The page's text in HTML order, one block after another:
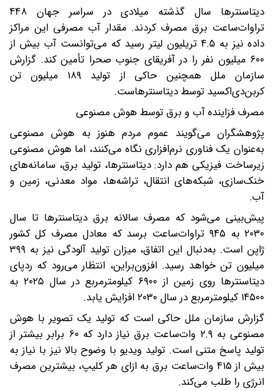
دیتاسنترها سال گذشته میلادی در سراسر جهان ۴۴۸
تراوات‌ساعت برق مصرف کردند. مقدار آب مصرفی این مراکز
داده نیز به ۴.۵ تریلیون لیتر رسید که می‌توانست آب بیش از
۶۰۰ میلیون نفر را در آفریقای جنوب صحرا تأمین کند. گزارش
سازمان ملل همچنین حاکی از تولید ۱۸۹ میلیون تن
کربن‌دی‌اکسید توسط دیتاسنترهاست.
مصرف فزاینده آب و برق توسط هوش مصنوعی
پژوهشگران می‌گویند عموم مردم هنوز به هوش مصنوعی
به‌عنوان یک فناوری نرم‌افزاری نگاه می‌کنند، اما هوش مصنوعی
زیرساخت فیزیکی هم دارد: دیتاسنترها، تولید برق، سامانه‌های
خنک‌سازی، شبکه‌های انتقال، تراشه‌ها، مواد معدنی، زمین و
آب.
پیش‌بینی می‌شود که مصرف سالانه برق دیتاسنترها تا سال
۲۰۳۰ به ۹۴۵ تراوات‌ساعت برسد که معادل مصرف کل کشور
ژاپن است. به‌دنبال این اتفاق، میزان تولید آلودگی نیز به ۳۹۹
میلیون تن خواهد رسید. افزون‌براین، انتظار می‌رود که ردپای
دیتاسنترها روی زمین از ۶۹۰۰ کیلومترمربع در سال ۲۰۲۵ به
۱۴۵۰۰ کیلومترمربع در سال ۲۰۳۰ افزایش یابد.
گزارش سازمان ملل حاکی است که تولید یک تصویر با هوش
مصنوعی به ۲.۹ وات‌ساعت برق نیاز دارد که ۶۰ برابر بیشتر از
تولید پاسخ متنی است. تولید ویدیو با وضوح بالا نیز با نیاز به
بیش از ۴۱۵ وات‌ساعت برق به ازای هر کلیپ، بیشترین مصرف
انرژی را طلب می‌کند.